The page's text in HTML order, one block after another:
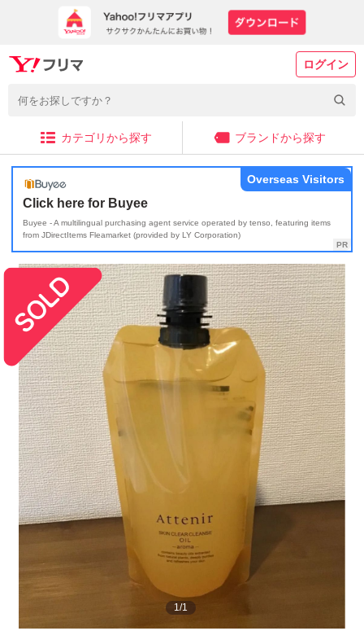
ログイン
カテゴリから探す ブランドから探す
Click here for Buyee
Buyee - A multilingual purchasing agent service operated by tenso, featuring items
from JDirectItems Fleamarket (provided by LY Corporation)
Overseas Visitors
1/1